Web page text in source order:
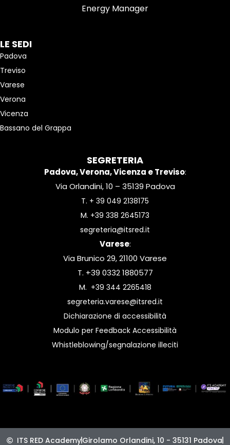
Energy Manager
LE SEDI
Padova
Treviso
Varese
Verona
Vicenza
Bassano del Grappa
SEGRETERIA
Padova, Verona, Vicenza e Treviso:
Via Orlandini, 10 – 35139 Padova
T. + 39 049 2138175
M. +39 338 2645173
segreteria@itsred.it
Varese:
Via Brunico 29, 21100 Varese
T. +39 0332 1880577
M. +39 344 2265418
segreteria.varese@itsred.it
Dichiarazione di accessibilità
Modulo per Feedback Accessibilità
Whistleblowing/segnalazione illeciti
ITS RED AcademyGirolamo Orlandini, 10 - 35131 Padova